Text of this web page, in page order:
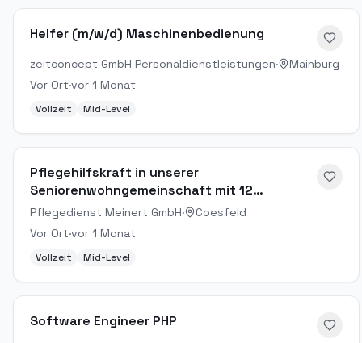
Helfer (m/w/d) Maschinenbedienung
zeitconcept GmbH Personaldienstleistungen·
Mainburg
Vor Ort·vor 1 Monat
Vollzeit Mid-Level
Pflegehilfskraft in unserer
Seniorenwohngemeinschaft mit 12
Bewohnern
Pflegedienst Meinert GmbH·
Coesfeld
Vor Ort·vor 1 Monat
Vollzeit Mid-Level
Software Engineer PHP